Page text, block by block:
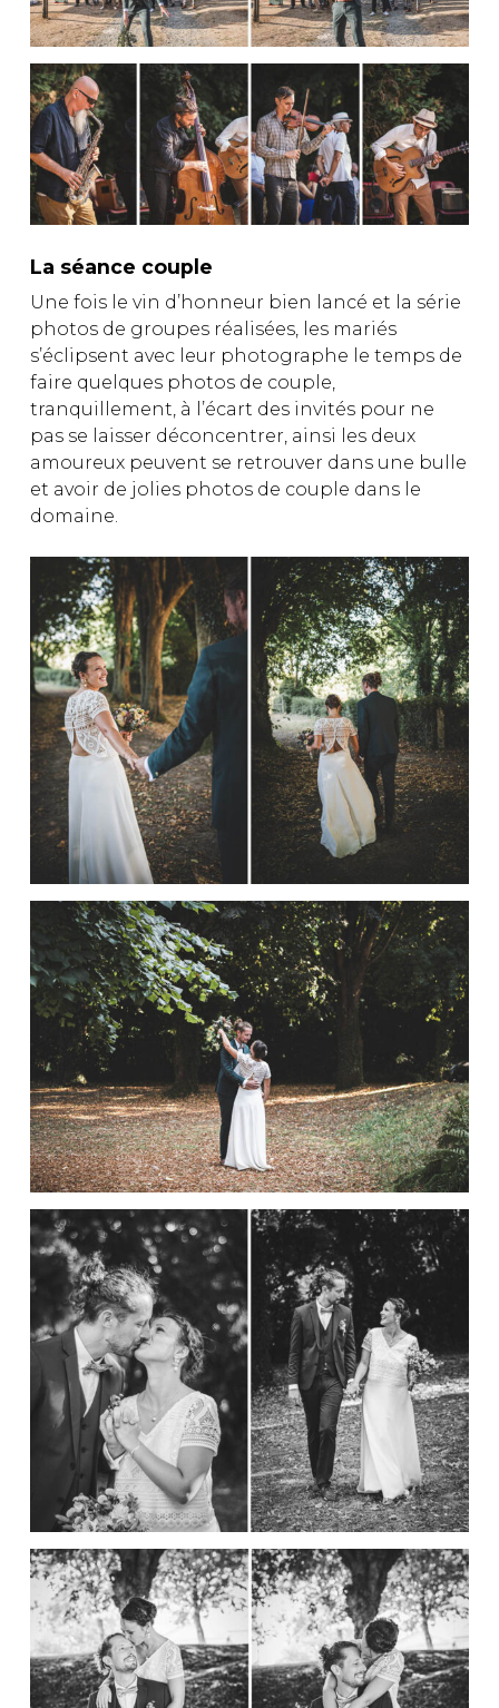
La séance couple
Une fois le vin d’honneur bien lancé et la série
photos de groupes réalisées, les mariés
s’éclipsent avec leur photographe le temps de
faire quelques photos de couple,
tranquillement, à l’écart des invités pour ne
pas se laisser déconcentrer, ainsi les deux
amoureux peuvent se retrouver dans une bulle
et avoir de jolies photos de couple dans le
domaine.